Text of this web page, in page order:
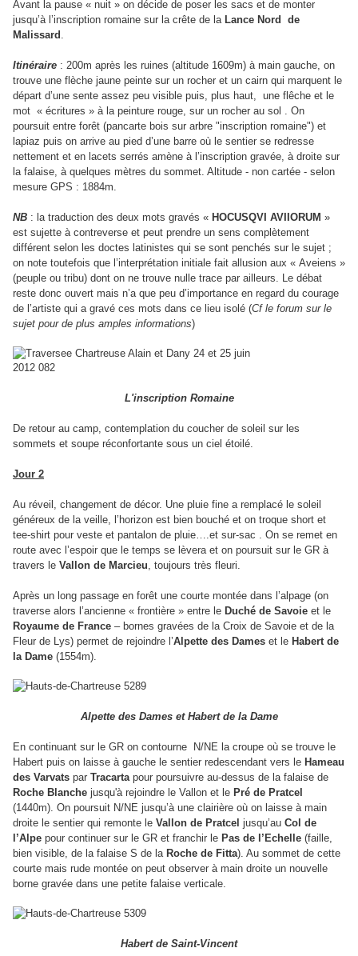
Avant la pause « nuit » on décide de poser les sacs et de monter
jusqu’à l’inscription romaine sur la crête de la Lance Nord de
Malissard .
Itinéraire : 200m après les ruines (altitude 1609m) à main gauche, on
trouve une flèche jaune peinte sur un rocher et un cairn qui marquent le
départ d’une sente assez peu visible puis, plus haut, une flêche et le
mot « écritures » à la peinture rouge, sur un rocher au sol . On
poursuit entre forêt (pancarte bois sur arbre "inscription romaine") et
lapiaz puis on arrive au pied d’une barre où le sentier se redresse
nettement et en lacets serrés amène à l’inscription gravée, à droite sur
la falaise, à quelques mètres du sommet. Altitude - non cartée - selon
mesure GPS : 1884m.
NB : la traduction des deux mots gravés « HOCUSQVI AVIIORUM »
est sujette à contreverse et peut prendre un sens complètement
différent selon les doctes latinistes qui se sont penchés sur le sujet ;
on note toutefois que l’interprétation initiale fait allusion aux « Aveiens »
(peuple ou tribu) dont on ne trouve nulle trace par ailleurs. Le débat
reste donc ouvert mais n’a que peu d’importance en regard du courage
de l’artiste qui a gravé ces mots dans ce lieu isolé (Cf le forum sur le
sujet pour de plus amples informations)
L'inscription Romaine
De retour au camp, contemplation du coucher de soleil sur les
sommets et soupe réconfortante sous un ciel étoilé.
Jour 2
Au réveil, changement de décor. Une pluie fine a remplacé le soleil
généreux de la veille, l’horizon est bien bouché et on troque short et
tee-shirt pour veste et pantalon de pluie….et sur-sac . On se remet en
route avec l’espoir que le temps se lèvera et on poursuit sur le GR à
travers le Vallon de Marcieu, toujours très fleuri.
Après un long passage en forêt une courte montée dans l’alpage (on
traverse alors l’ancienne « frontière » entre le Duché de Savoie et le
Royaume de France – bornes gravées de la Croix de Savoie et de la
Fleur de Lys) permet de rejoindre l’Alpette des Dames et le Habert de
la Dame (1554m).
Alpette des Dames et Habert de la Dame
En continuant sur le GR on contourne
N/NE la croupe où se trouve le
Habert puis on laisse à gauche le sentier redescendant vers le Hameau
des Varvats par Tracartapour poursuivre au-dessus de la falaise de
Roche Blanche jusqu'à rejoindre le Vallon et le Pré de Pratcel
(1440m). On poursuit N/NE jusqu’à une clairière où on laisse à main
droite le sentier qui remonte le Vallon de Pratcel jusqu’au Col de
l’Alpe pour continuer sur le GR et franchir le Pas de l’Echelle (faille,
bien visible, de la falaise S de la Roche de Fitta). Au sommet de cette
courte mais rude montée on peut observer à main droite un nouvelle
borne gravée dans une petite falaise verticale.
Habert de Saint-Vincent